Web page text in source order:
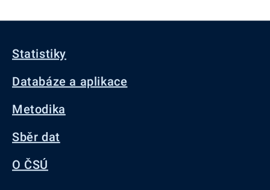
Statistiky
Databáze a aplikace
Metodika
Sběr dat
O ČSÚ